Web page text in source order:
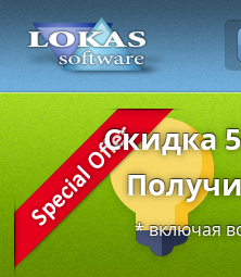
Скидка
* включая